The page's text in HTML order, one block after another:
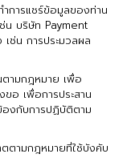
การแชร์ข้อมูลของท่าน
น บริษัท Payment
เช่น การประมวลผล
ามกฎหมาย เพื่อ
อ เพื่อการประสาน
องกับการปฏิบัติตาม
ตามกฎหมายที่ใช้บังคับ